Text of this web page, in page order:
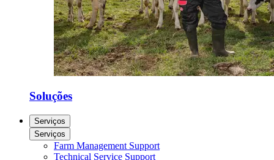
Soluções
Serviços
Serviços
Farm Management Support
Technical Service Support